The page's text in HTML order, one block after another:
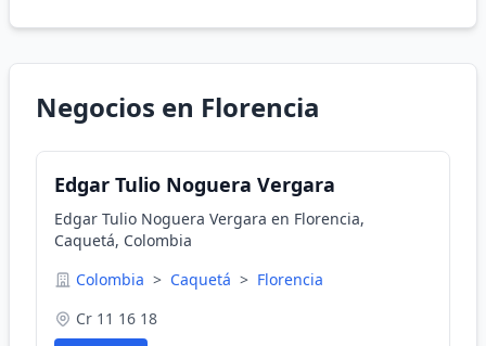
Negocios en Florencia
Edgar Tulio Noguera Vergara
Edgar Tulio Noguera Vergara en Florencia,
Caquetá, Colombia
Colombia > Caquetá > Florencia
Cr 11 16 18